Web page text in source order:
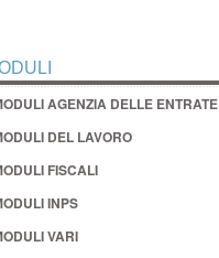
AGENZIA DELLE ENTRATE
DEL LAVORO
FISCALI
INPS
VARI